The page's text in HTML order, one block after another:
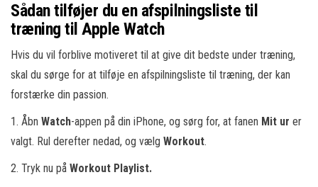
Sådan tilføjer du en afspilningsliste til
træning til Apple Watch
Hvis du vil forblive motiveret til at give dit bedste under træning,
skal du sørge for at tilføje en afspilningsliste til træning, der kan
forstærke din passion.
1. Åbn Watch-appen på din iPhone, og sørg for, at fanen Mit ur er
valgt. Rul derefter nedad, og vælg Workout.
2. Tryk nu på Workout Playlist.